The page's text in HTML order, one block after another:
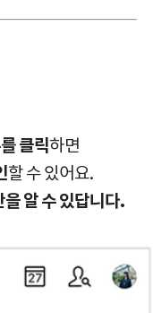
클릭하면
할 수 있어요.
알 수 있답니다.